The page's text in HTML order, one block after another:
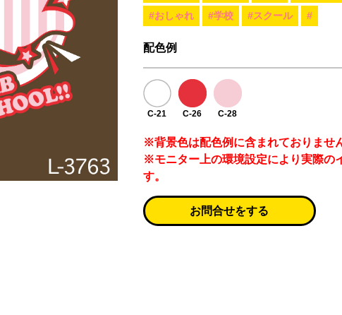
#おしゃれ #学校 #スクール #
配色例
C-21 C-26 C-28
※背景色は配色例に含まれておりませ
※モニター上の環境設定により実際の
す。
お問合せをする